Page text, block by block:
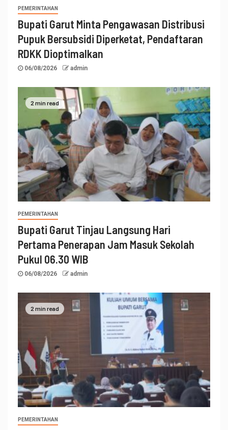
PEMERINTAHAN
Bupati Garut Minta Pengawasan Distribusi
Pupuk Bersubsidi Diperketat, Pendaftaran
RDKK Dioptimalkan
06/08/2026 admin
2 min read
PEMERINTAHAN
Bupati Garut Tinjau Langsung Hari
Pertama Penerapan Jam Masuk Sekolah
Pukul 06.30 WIB
06/08/2026 admin
2 min read
PEMERINTAHAN